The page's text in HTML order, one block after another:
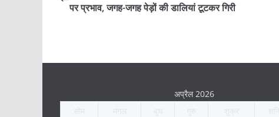
पर प्रभाव, जगह-जगह पेड़ों की डालियां टूटकर गिरी
अप्रैल 2026